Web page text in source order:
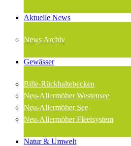
Aktuelle News
News Archiv
Gewässer
Bille-Rückhaltebecken
Neu-Allermöher Westensee
Neu-Allermöher See
Neu-Allermöher Fleetsystem
Natur & Umwelt